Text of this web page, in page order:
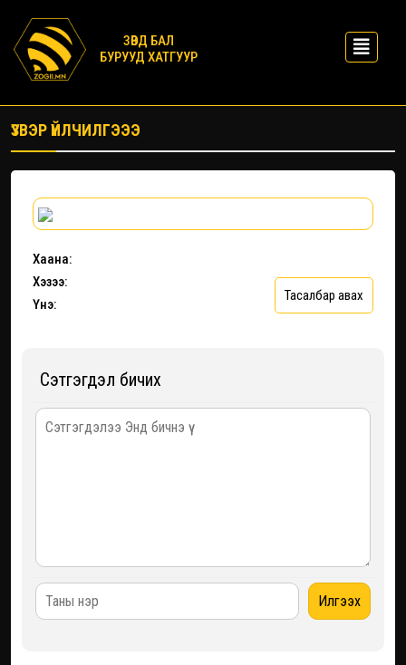
ЗӨВД БАЛ
БУРУУД ХАТГУУР
ҮЗВЭР ҮЙЛЧИЛГЭЭЭ
Хаана:
Хэзээ:
Үнэ:
Тасалбар авах
Сэтгэгдэл бичих